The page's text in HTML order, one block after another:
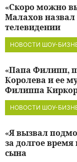
НОВОСТИ ШОУ-
«Скоро можно
Малахов
телевидении
НОВОСТИ ШОУ-
«Папа Филипп,
Королева и ее
Филиппа
«Я вызвал
за долгое
сына